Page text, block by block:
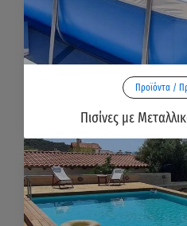
Προϊόντα /
Πισίνες με